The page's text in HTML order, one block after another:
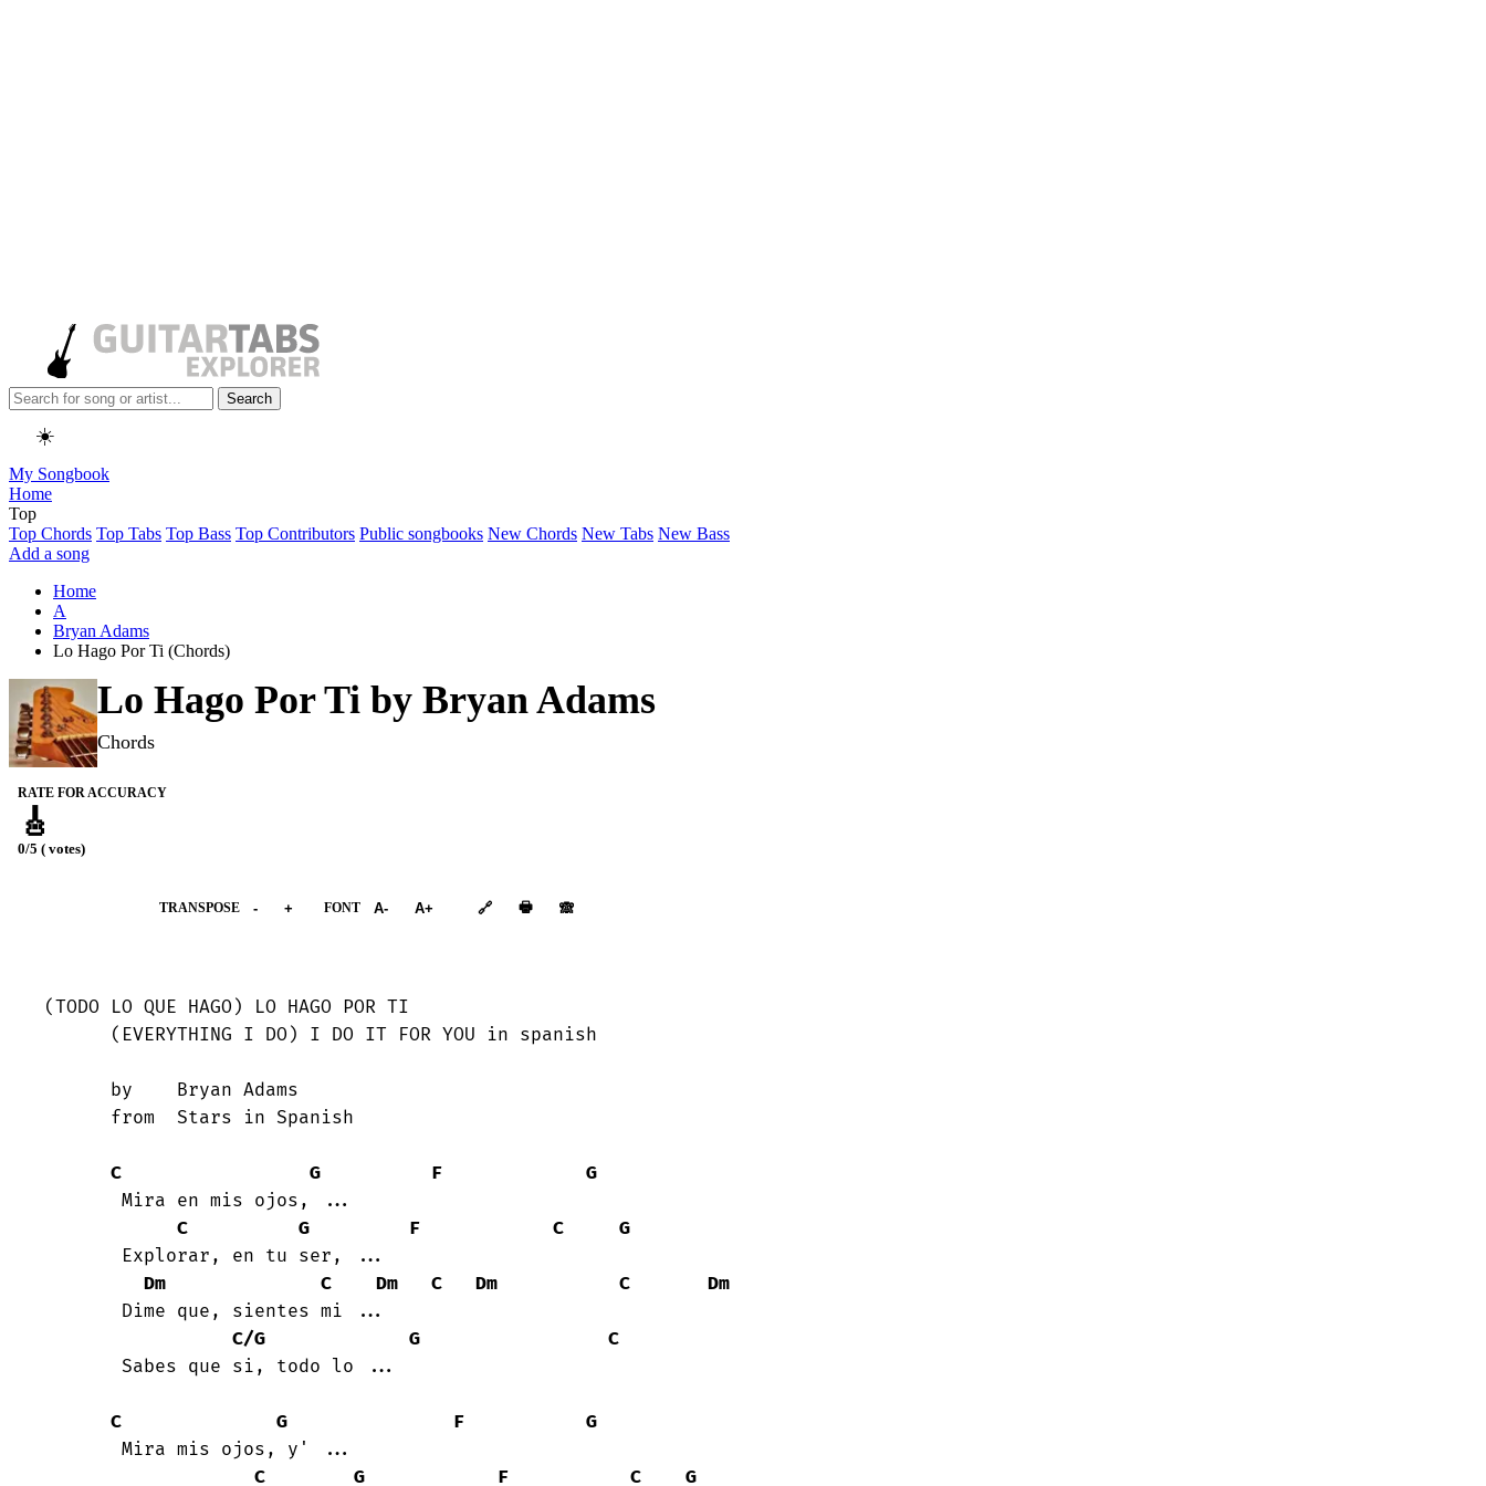
Search
☀️
My Songbook
Home
Top
Top Chords Top Tabs Top Bass Top Contributors Public songbooks New Chords New Tabs New Bass
Add a song
Home
A
Bryan Adams
Lo Hago Por Ti (Chords)
Lo Hago Por Ti by Bryan Adams
Chords
RATE FOR ACCURACY
🎸
0/5 ( votes)
TRANSPOSE - + FONT A- A+ 🔗 🖶 🙈︎
(TODO LO QUE HAGO) LO HAGO POR TI
C G F
G
C
G F C
G
Dm
C Dm C Dm C
Dm
C/G
G
C
C G F
G
C
G F C
G